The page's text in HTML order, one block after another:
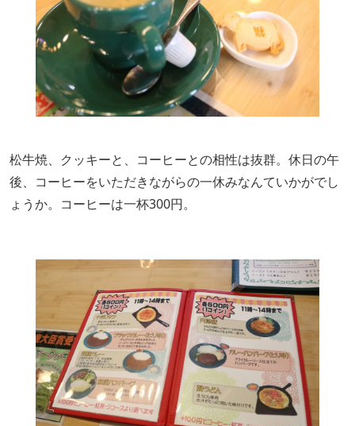
松牛焼、クッキーと、コーヒーとの相性は抜群。休日の午
後、コーヒーをいただきながらの一休みなんていかがでし
ょうか。コーヒーは一杯300円。